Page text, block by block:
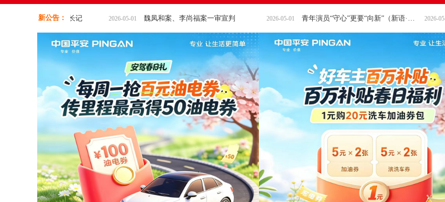
2026-05-01
｜“单项冠军”成长记 2026-05-01
魏凤和案、李尚福案一审宣判 2026-05-01
青年演员“守心”更要“向新”（新语·文化强国名家谈）
新公告：